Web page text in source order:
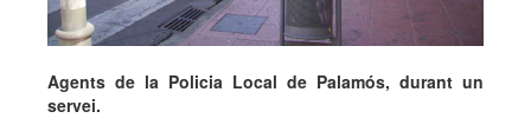
Agents de la Policia Local de Palamós, durant un
servei.